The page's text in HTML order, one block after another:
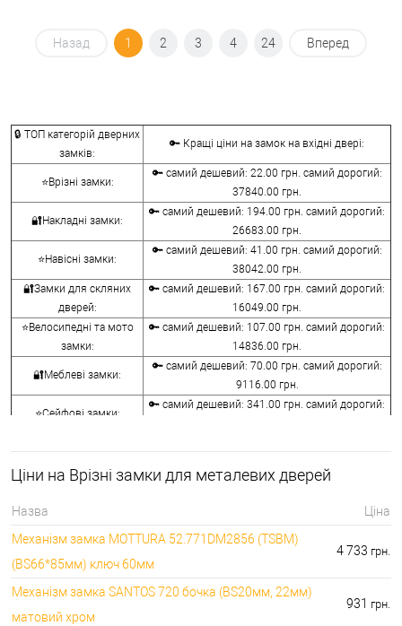
Назад 1 2 3 4 24 Вперед
🔒 ТОП категорій дверних
замків:
🔑 Кращі ціни на замок на вхідні двері:
⭐Врізні замки:
🔑 самий дешевий: 22.00 грн. самий дорогий:
37840.00 грн.
🔐Накладні замки:
🔑 самий дешевий: 194.00 грн. самий дорогий:
26683.00 грн.
⭐Навісні замки:
🔑 самий дешевий: 41.00 грн. самий дорогий:
38042.00 грн.
🔐Замки для скляних
дверей:
🔑 самий дешевий: 167.00 грн. самий дорогий:
16049.00 грн.
⭐Велосипедні та мото
замки:
🔑 самий дешевий: 107.00 грн. самий дорогий:
14836.00 грн.
🔐Меблеві замки:
🔑 самий дешевий: 70.00 грн. самий дорогий:
9116.00 грн.
⭐Сейфові замки:
🔑 самий дешевий: 341.00 грн. самий дорогий:
🔐Кодові замки:
⭐Протипожежна
🔑 самий дешевий: 290.00 грн. самий дорогий:
🔐Замки для ролетів:
🔑 самий дешевий: 600.00 грн. самий дорогий:
660.00 грн.
Ціни на Врізні замки для металевих дверей
Назва
Ціна
Механізм замка MOTTURA 52.771DM2856 (TSBM)
(BS66*85мм) ключ 60мм
4 733 грн.
Механізм замка SANTOS 720 бочка (BS20мм, 22мм)
матовий хром
931 грн.